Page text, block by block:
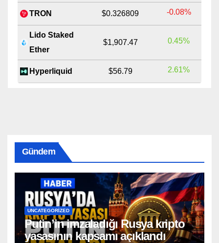
TRON $0.326809 -0.08%
Lido Staked
Ether
$1,907.47 0.45%
Hyperliquid $56.79 2.61%
Gündem
UNCATEGORIZED
Putin’in imzaladığı Rusya kripto
yasasının kapsamı açıklandı